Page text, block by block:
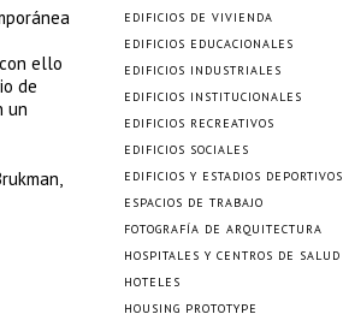
ello
de
un
EDIFICIOS DE VIVIENDA
EDIFICIOS EDUCACIONALES
EDIFICIOS INDUSTRIALES
EDIFICIOS INSTITUCIONALES
EDIFICIOS RECREATIVOS
EDIFICIOS SOCIALES
EDIFICIOS Y ESTADIOS DEPORTIVOS
ESPACIOS DE TRABAJO
FOTOGRAFÍA DE ARQUITECTURA
HOSPITALES Y CENTROS DE SALUD
HOTELES
HOUSING PROTOTYPE